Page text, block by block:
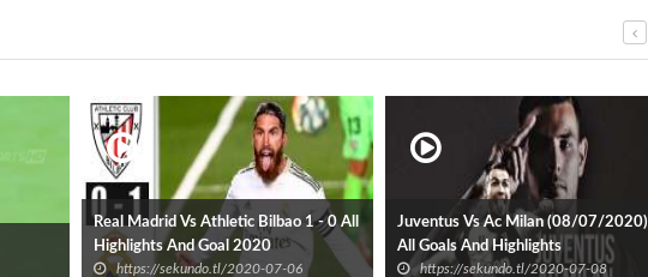
Real Madrid Vs Athletic Bilbao 1 - 0 All
Highlights And Goal 2020
https://sekundo.tl/2020-07-06
Juventus Vs Ac Milan (08/07/2020)
All Goals And Highlights
https://sekundo.tl/2020-07-08